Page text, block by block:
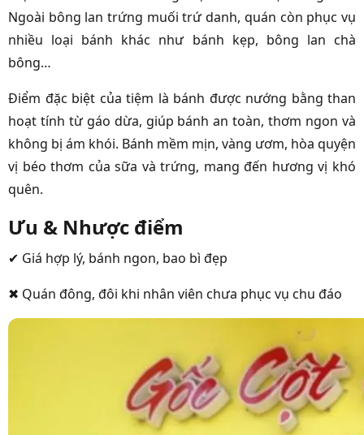
Ngoài bông lan trứng muối trứ danh, quán còn phục vụ
nhiều loại bánh khác như bánh kẹp, bông lan chà
bông…
Điểm đặc biệt của tiệm là bánh được nướng bằng than
hoạt tính từ gáo dừa, giúp bánh an toàn, thơm ngon và
không bị ám khói. Bánh mềm mịn, vàng ươm, hòa quyện
vị béo thơm của sữa và trứng, mang đến hương vị khó
quên.
Ưu & Nhược điểm
✔ Giá hợp lý, bánh ngon, bao bì đẹp
✖ Quán đông, đôi khi nhân viên chưa phục vụ chu đáo